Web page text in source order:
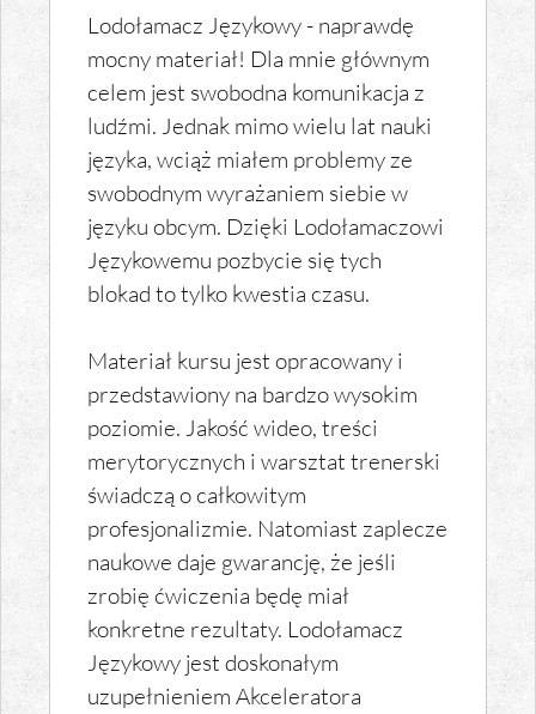
Lodołamacz Językowy - naprawdę
mocny materiał! Dla mnie głównym
celem jest swobodna komunikacja z
ludźmi. Jednak mimo wielu lat nauki
języka, wciąż miałem problemy ze
swobodnym wyrażaniem siebie w
języku obcym. Dzięki Lodołamaczowi
Językowemu pozbycie się tych
blokad to tylko kwestia czasu.
Materiał kursu jest opracowany i
przedstawiony na bardzo wysokim
poziomie. Jakość wideo, treści
merytorycznych i warsztat trenerski
świadczą o całkowitym
profesjonalizmie. Natomiast zaplecze
naukowe daje gwarancję, że jeśli
zrobię ćwiczenia będę miał
konkretne rezultaty. Lodołamacz
Językowy jest doskonałym
uzupełnieniem Akceleratora